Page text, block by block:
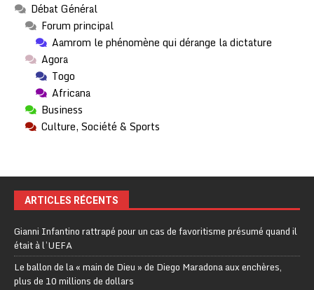
Débat Général
Forum principal
Aamrom le phénomène qui dérange la dictature
Agora
Togo
Africana
Business
Culture, Société & Sports
ARTICLES RÉCENTS
Gianni Infantino rattrapé pour un cas de favoritisme présumé quand il
était à l’UEFA
Le ballon de la « main de Dieu » de Diego Maradona aux enchères,
plus de 10 millions de dollars